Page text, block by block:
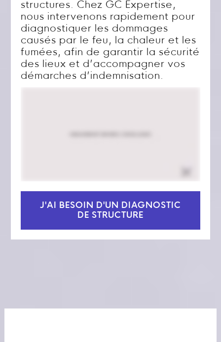
structures. Chez GC Expertise,
nous intervenons rapidement pour
diagnostiquer les dommages
causés par le feu, la chaleur et les
fumées, afin de garantir la sécurité
des lieux et d’accompagner vos
démarches d’indemnisation.
J'AI BESOIN D'UN DIAGNOSTIC
DE STRUCTURE